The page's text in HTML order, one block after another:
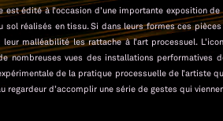
est édité à l’occasion d’une importante exposition
sol réalisés en tissu. Si dans leurs formes ces
leur malléabilité les rattache à l’art processuel.
nombreuses vues des installations performatives
de la pratique processuelle de l’artiste
regardeur d’accomplir une série de gestes qui